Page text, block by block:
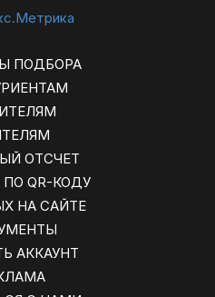
ПОДБОРА
ОТСЧЕТ
QR-КОДУ
НА САЙТЕ
АККАУНТ